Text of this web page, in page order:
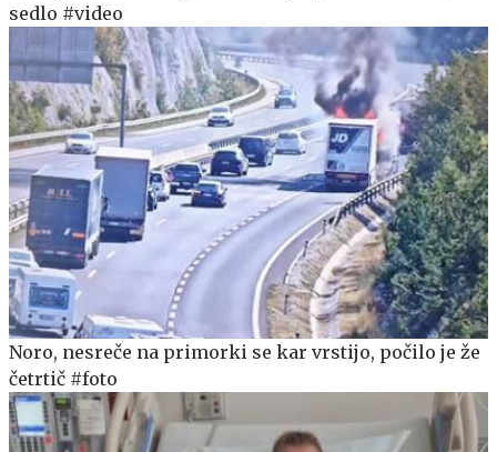
sedlo #video
Noro, nesreče na primorki se kar vrstijo, počilo je že
četrtič #foto